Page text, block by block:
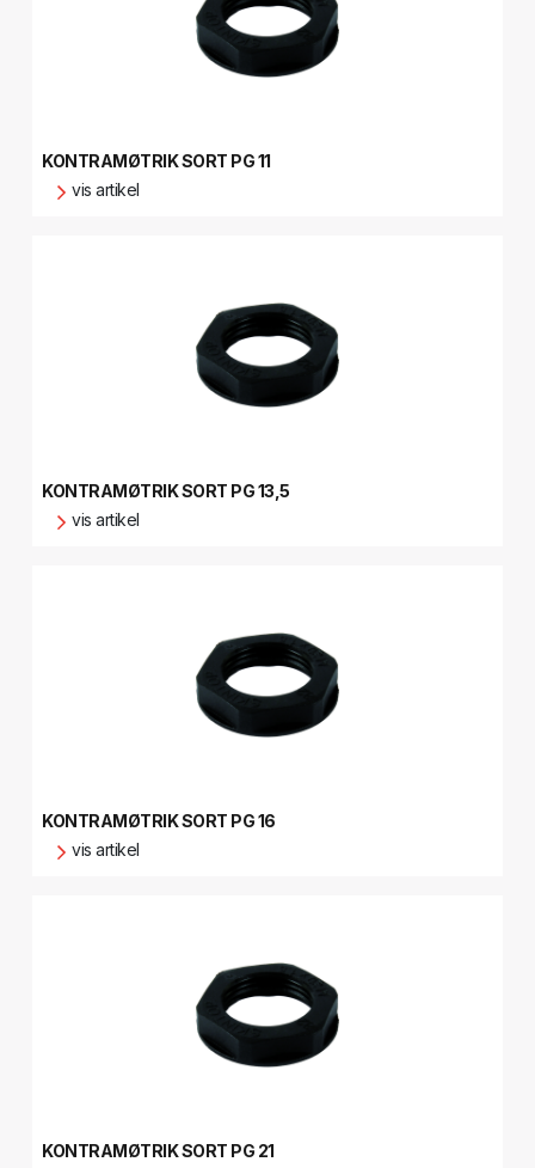
KONTRAMØTRIK SORT PG 11
vis artikel
KONTRAMØTRIK SORT PG 13,5
vis artikel
KONTRAMØTRIK SORT PG 16
vis artikel
KONTRAMØTRIK SORT PG 21